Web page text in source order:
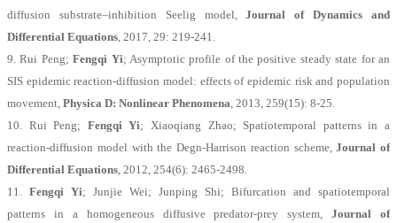
diffusion substrate–inhibition Seelig model,Journal of Dynamics and
Differential Equations, 2017, 29: 219-241.
9. Rui Peng;Fengqi Yi; Asymptotic profile of the positive steady state for an
SIS epidemic reaction-diffusion model: effects of epidemic risk and population
movement, Physica D: Nonlinear Phenomena, 2013, 259(15): 8-25.
10. Rui Peng; Fengqi Yi; Xiaoqiang Zhao; Spatiotemporal patterns in a
reaction-diffusion model with the Degn-Harrison reaction scheme,Journal of
Differential Equations, 2012, 254(6): 2465-2498.
11. Fengqi Yi; Junjie Wei; Junping Shi; Bifurcation and spatiotemporal
patterns in a homogeneous diffusive predator-prey system,Journal of